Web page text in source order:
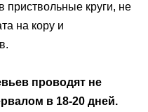
приствольные круги, не
на кору и
проводят не
в 18-20 дней.